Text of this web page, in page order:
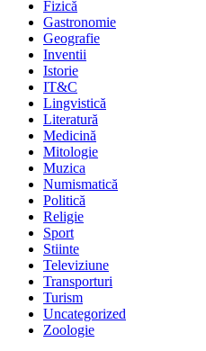
Fizică
Gastronomie
Geografie
Inventii
Istorie
IT&C
Lingvistică
Literatură
Medicină
Mitologie
Muzica
Numismatică
Politică
Religie
Sport
Stiinte
Televiziune
Transporturi
Turism
Uncategorized
Zoologie